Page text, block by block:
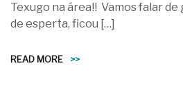
Texugo na área!! Vamos falar
de esperta, ficou […]
READ MORE >>